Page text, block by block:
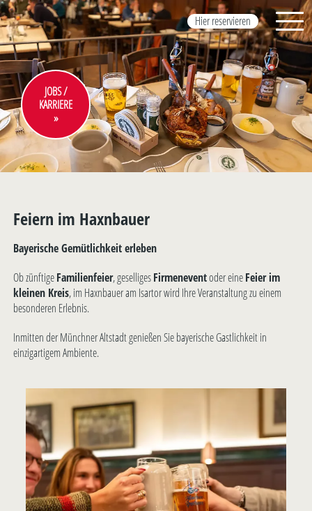
Hier reservieren
JOBS /
KARRIERE
Feiern im Haxnbauer
Bayerische Gemütlichkeit erleben
Ob zünftigeFamilienfeier, geselligesFirmeneventoder eineFeier im
kleinen Kreis, im Haxnbauer am Isartor wird Ihre Veranstaltung zu einem
besonderen Erlebnis.
Inmitten der Münchner Altstadt genießen Sie bayerische Gastlichkeit in
einzigartigem Ambiente.